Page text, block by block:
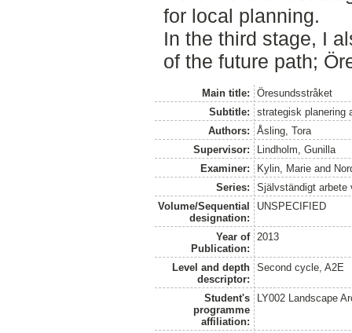
for local planning.
In the third stage, I
of the future path;
Main title:
Öresundsstråket
Subtitle:
strategisk planering
Authors:
Åsling, Tora
Supervisor:
Lindholm, Gunilla
Examiner:
Kylin, Marie and
Series:
Självständigt arbete
Volume/Sequential
designation:
UNSPECIFIED
Year of
Publication:
2013
Level and depth
descriptor:
Second cycle, A2E
Student's
programme
affiliation:
LY002 Landscape